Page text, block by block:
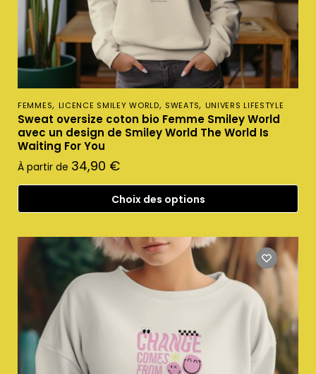
FEMMES, LICENCE SMILEY WORLD, SWEATS, UNIVERS LIFESTYLE
Sweat oversize coton bio Femme Smiley World
avec un design de Smiley World The World Is
Waiting For You
À partir de 34,90 €
Choix des options